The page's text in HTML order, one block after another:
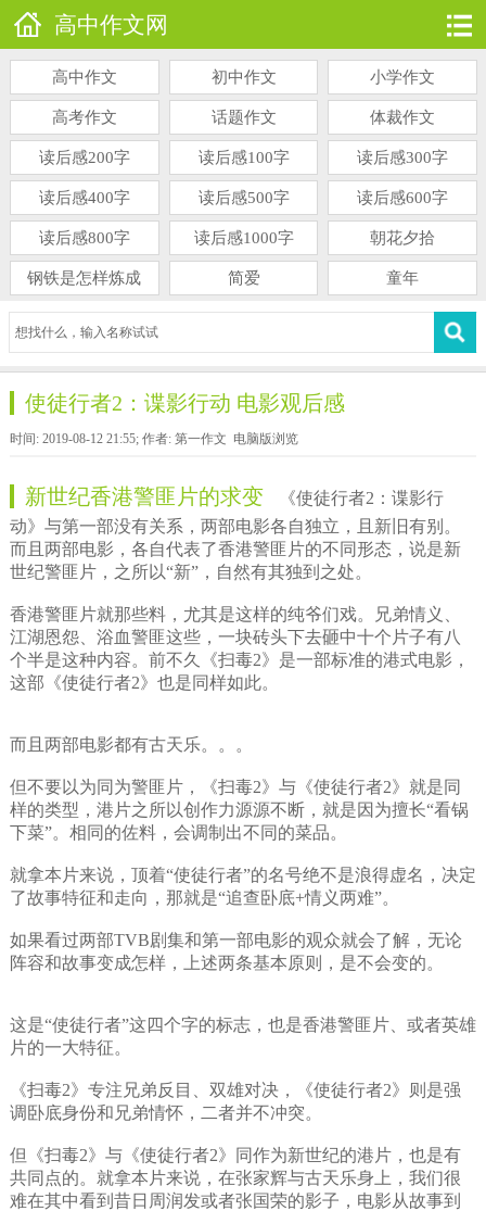
高中作文网
高中作文 初中作文 小学作文
高考作文 话题作文 体裁作文
读后感200字 读后感100字 读后感300字
读后感400字 读后感500字 读后感600字
读后感800字 读后感1000字 朝花夕拾
钢铁是怎样炼成 简爱 童年
使徒行者2：谍影行动 电影观后感
时间: 2019-08-12 21:55; 作者: 第一作文 电脑版浏览
新世纪香港警匪片的求变
《使徒行者2：谍影行
动》与第一部没有关系，两部电影各自独立，且新旧有别。
而且两部电影，各自代表了香港警匪片的不同形态，说是新
世纪警匪片，之所以“新”，自然有其独到之处。
香港警匪片就那些料，尤其是这样的纯爷们戏。兄弟情义、
江湖恩怨、浴血警匪这些，一块砖头下去砸中十个片子有八
个半是这种内容。前不久《扫毒2》是一部标准的港式电影，
这部《使徒行者2》也是同样如此。
而且两部电影都有古天乐。。。
但不要以为同为警匪片，《扫毒2》与《使徒行者2》就是同
样的类型，港片之所以创作力源源不断，就是因为擅长“看锅
下菜”。相同的佐料，会调制出不同的菜品。
就拿本片来说，顶着“使徒行者”的名号绝不是浪得虚名，决定
了故事特征和走向，那就是“追查卧底+情义两难”。
如果看过两部TVB剧集和第一部电影的观众就会了解，无论
阵容和故事变成怎样，上述两条基本原则，是不会变的。
这是“使徒行者”这四个字的标志，也是香港警匪片、或者英雄
片的一大特征。
《扫毒2》专注兄弟反目、双雄对决，《使徒行者2》则是强
调卧底身份和兄弟情怀，二者并不冲突。
但《扫毒2》与《使徒行者2》同作为新世纪的港片，也是有
共同点的。就拿本片来说，在张家辉与古天乐身上，我们很
难在其中看到昔日周润发或者张国荣的影子，电影从故事到